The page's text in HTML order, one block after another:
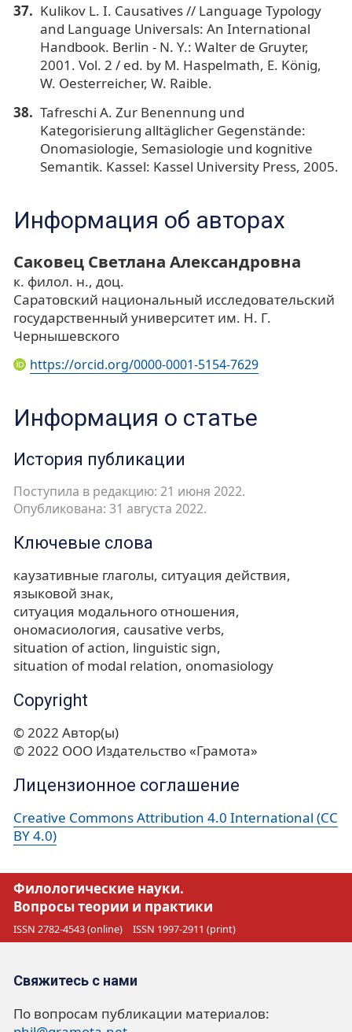
Kulikov L. I. Causatives // Language Typology
and Language Universals: An International
Handbook. Berlin - N. Y.: Walter de Gruyter,
2001. Vol. 2 / ed. by M. Haspelmath, E. König,
W. Oesterreicher, W. Raible.
Tafreschi A. Zur Benennung und
Kategorisierung alltäglicher Gegenstände:
Onomasiologie, Semasiologie und kognitive
Semantik. Kassel: Kassel University Press, 2005.
Информация об авторах
Саковец Светлана Александровна
к. филол. н., доц.
Саратовский национальный исследовательский
государственный университет им. Н. Г.
Чернышевского
https://orcid.org/0000-0001-5154-7629
Информация о статье
История публикации
Поступила в редакцию: 21 июня 2022.
Опубликована: 31 августа 2022.
Ключевые слова
каузативные глаголы ситуация действия
языковой знак
ситуация модального отношения
ономасиология causative verbs
situation of action linguistic sign
situation of modal relation onomasiology
Copyright
© 2022 Автор(ы)
© 2022 ООО Издательство «Грамота»
Лицензионное соглашение
Creative Commons Attribution 4.0 International (CC
BY 4.0)
Филологические науки.
Вопросы теории и практики
ISSN 2782-4543 (online) ISSN 1997-2911 (print)
Свяжитесь с нами
По вопросам публикации материалов: